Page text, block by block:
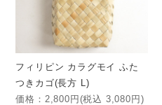
フィリピン カラグモイ ふた
つきカゴ(長方 L)
価格：2,800円(税込 3,080円)